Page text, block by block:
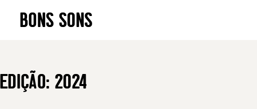
BONS SONS
EDIÇÃO: 2024